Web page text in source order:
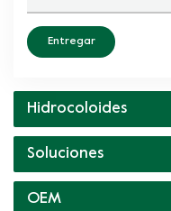
Entregar
Hidrocoloides
Soluciones
OEM